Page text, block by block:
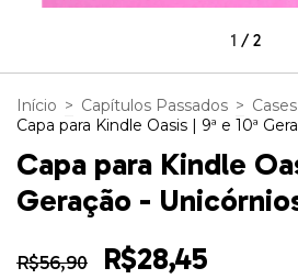
1 / 2
Início > Capítulos Passados >
Capa para Kindle Oasis | 9ª e 10ª
Capa para Kindle
Geração -
R$56,90 R$28,45